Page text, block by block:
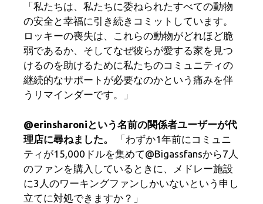
「私たちは、私たちに委ねられたすべての動物
の安全と幸福に引き続きコミットしています。
ロッキーの喪失は、これらの動物がどれほど脆
弱であるか、そしてなぜ彼らが愛する家を見つ
けるのを助けるために私たちのコミュニティの
継続的なサポートが必要なのかという痛みを伴
うリマインダーです。」
@erinsharoniという名前の関係者ユーザーが代
理店に尋ねました。
「わずか1年前にコミュニ
ティが15,000ドルを集めて@Bigassfansから7人
のファンを購入しているときに、メドレー施設
に3人のワーキングファンしかいないという申し
立てに対処できますか？」